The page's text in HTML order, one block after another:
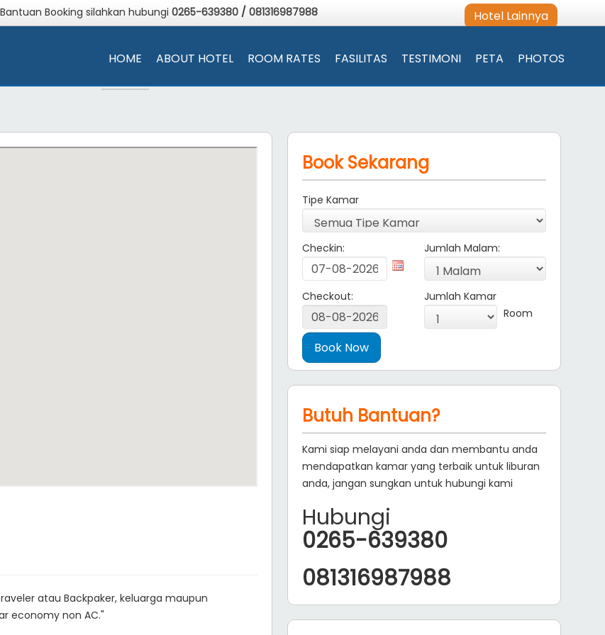
Booking silahkan hubungi 0265-639380 / 081316987988 Hotel Lainnya
HOME ABOUT HOTEL ROOM RATES FASILITAS TESTIMONI PETA PHOTOS
atau Backpaker, keluarga maupun
economy non AC."
Book Sekarang
Tipe Kamar
Checkin: Jumlah Malam:
Checkout:
Jumlah Kamar
Room
Butuh Bantuan?
Kami siap melayani anda dan membantu anda
mendapatkan kamar yang terbaik untuk liburan
anda, jangan sungkan untuk hubungi kami
Hubungi
0265-639380
081316987988